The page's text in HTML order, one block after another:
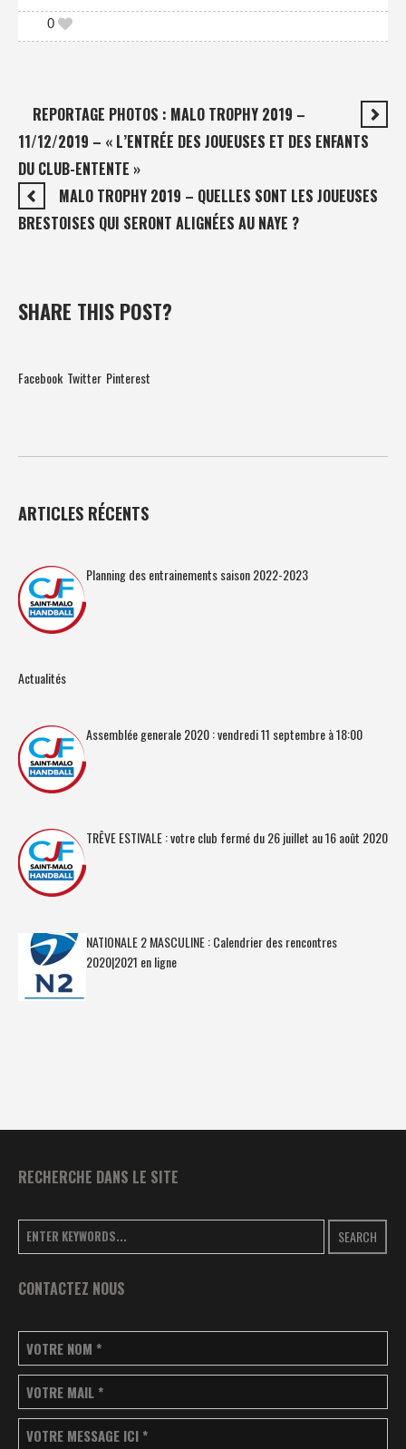
0
REPORTAGE PHOTOS : MALO TROPHY 2019 –
11/12/2019 – « L’ENTRÉE DES JOUEUSES ET DES ENFANTS
DU CLUB-ENTENTE »
MALO TROPHY 2019 – QUELLES SONT LES JOUEUSES
BRESTOISES QUI SERONT ALIGNÉES AU NAYE ?
SHARE THIS POST?
Facebook Twitter Pinterest
ARTICLES RÉCENTS
Planning des entrainements saison 2022-2023
Actualités
Assemblée generale 2020 : vendredi 11 septembre à 18:00
TRÊVE ESTIVALE : votre club fermé du 26 juillet au 16 août 2020
NATIONALE 2 MASCULINE : Calendrier des rencontres
2020|2021 en ligne
RECHERCHE DANS LE SITE
SEARCH
CONTACTEZ NOUS
VOTRE NOM *
VOTRE MAIL *
VOTRE MESSAGE ICI *